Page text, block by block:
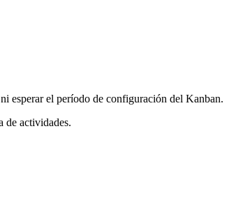
esperar el período de configuración del Kanban.
de actividades.